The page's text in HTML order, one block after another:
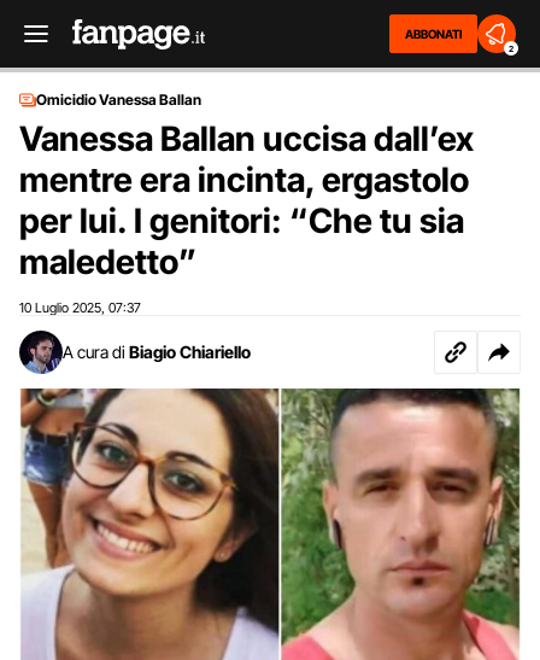
ABBONATI
2
Omicidio Vanessa Ballan
Vanessa Ballan uccisa dall’ex
mentre era incinta, ergastolo
per lui. I genitori: “Che tu sia
maledetto”
10 Luglio 2025 07:37
A cura di Biagio Chiariello